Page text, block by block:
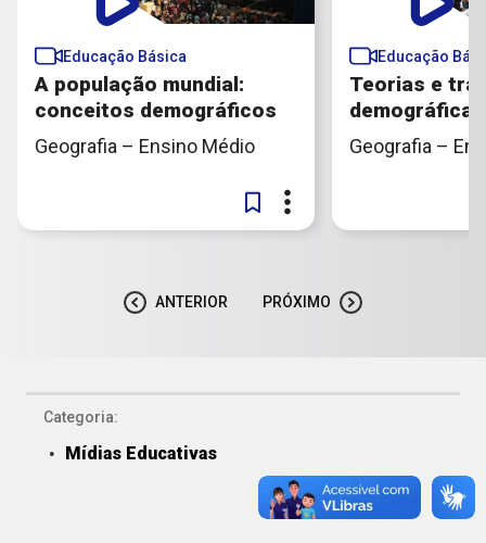
Educação Básica
A população mundial:
conceitos demográficos
Geografia – Ensino Médio
Educação
Teorias e
demográfica
Geografia –
ANTERIOR PRÓXIMO
Categoria:
Mídias Educativas